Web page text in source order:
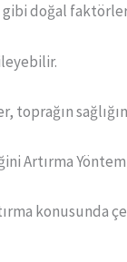
gibi doğal
toprağın
Artırma
konusunda